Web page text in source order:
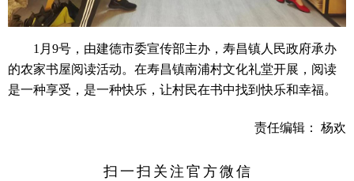
1月9号，由建德市委宣传部主办，寿昌镇人民政府承办
的农家书屋阅读活动。在寿昌镇南浦村文化礼堂开展，阅读
是一种享受，是一种快乐，让村民在书中找到快乐和幸福。
责任编辑： 杨欢
扫一扫关注官方微信